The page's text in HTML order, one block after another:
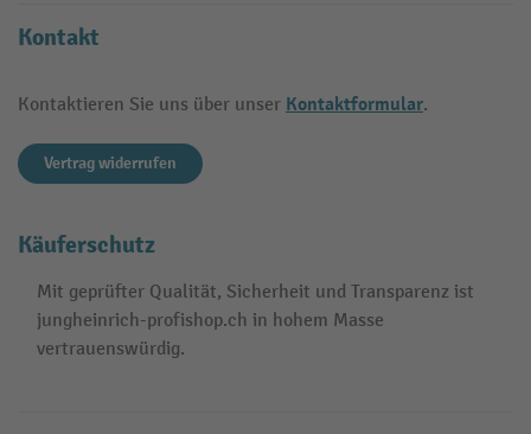
Kontakt
Kontaktieren Sie uns über unser Kontaktformular.
Vertrag widerrufen
Käuferschutz
Mit geprüfter Qualität, Sicherheit und Transparenz ist
jungheinrich-profishop.ch in hohem Masse
vertrauenswürdig.